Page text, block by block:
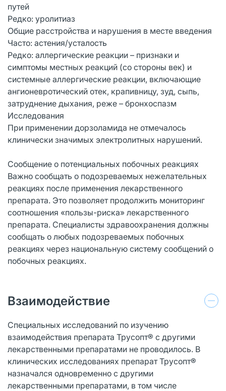
путей
Редко: уролитиаз
Общие расстройства и нарушения в месте введения
Часто: астения/усталость
Редко: аллергические реакции – признаки и
симптомы местных реакций (со стороны век) и
системные аллергические реакции, включающие
ангионевротический отек, крапивницу, зуд, сыпь,
затруднение дыхания, реже – бронхоспазм
Исследования
При применении дорзоламида не отмечалось
клинически значимых электролитных нарушений.
Сообщение о потенциальных побочных реакциях
Важно сообщать о подозреваемых нежелательных
реакциях после применения лекарственного
препарата. Это позволяет продолжить мониторинг
соотношения «пользы-риска» лекарственного
препарата. Специалисты здравоохранения должны
сообщать о любых подозреваемых побочных
реакциях через национальную систему сообщений о
побочных реакциях.
Взаимодействие
Специальных исследований по изучению
взаимодействия препарата Трусопт® с другими
лекарственными препаратами не проводилось. В
клинических исследованиях препарат Трусопт®
назначался одновременно с другими
лекарственными препаратами, в том числе